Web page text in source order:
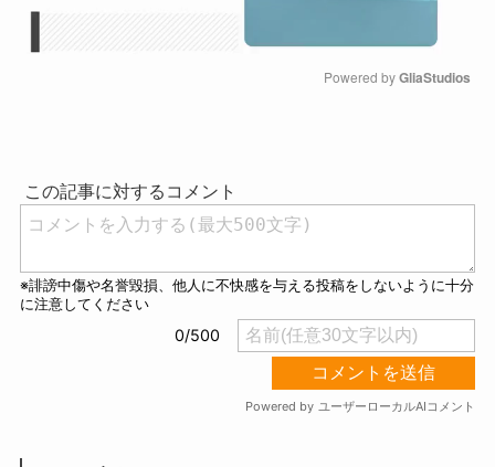
Powered by GliaStudios